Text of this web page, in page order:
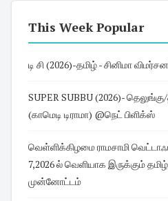
This Week Popular
டி சி (2026)-தமிழ் - சினிமா
SUPER SUBBU (2026)- தெலுங்கு/தமிழ் - வெப்
(காமெடி டிராமா) @நெட் பிளிக்ஸ்
வெள்ளிக்கிழமை ராமசாமி
7,2026 ல் வெளியாக இருக்கும்
முன்னோட்டம்